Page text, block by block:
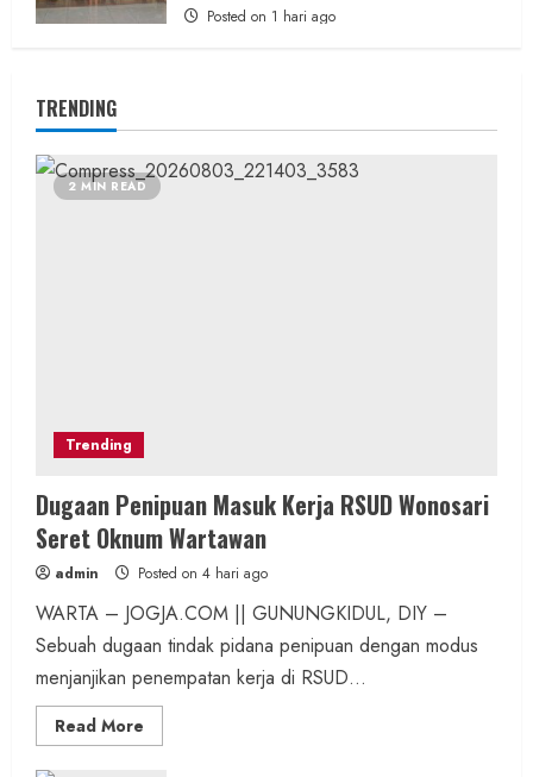
Posted on 1 hari ago
TRENDING
2 MIN READ
Trending
Dugaan Penipuan Masuk Kerja RSUD Wonosari
Seret Oknum Wartawan
admin Posted on 4 hari ago
WARTA – JOGJA.COM || GUNUNGKIDUL, DIY –
Sebuah dugaan tindak pidana penipuan dengan modus
menjanjikan penempatan kerja di RSUD...
Read More
more